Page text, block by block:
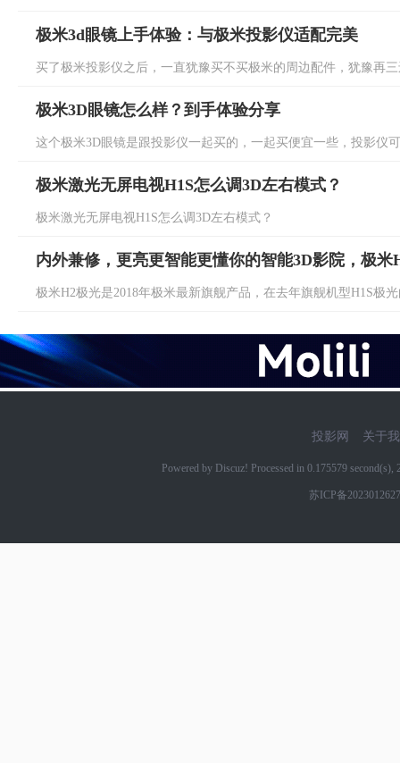
极米3d眼镜上手体验：与极米投影仪适配完美
买了极米投影仪之后，一直犹豫买不买极米的周边配件，犹豫再
极米3D眼镜怎么样？到手体验分享
这个极米3D眼镜是跟投影仪一起买的，一起买便宜一些，投影仪
极米激光无屏电视H1S怎么调3D左右模式？
极米激光无屏电视H1S怎么调3D左右模式？
内外兼修，更亮更智能更懂你的智能3D影院，极米
极米H2极光是2018年极米最新旗舰产品，在去年旗舰机型H1S极
投影网 关于
Powered by Discuz! Processed in 0.175579
苏ICP备